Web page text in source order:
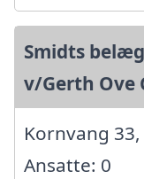
Smidts
v/Gerth Ove
Kornvang
Ansatte: 0